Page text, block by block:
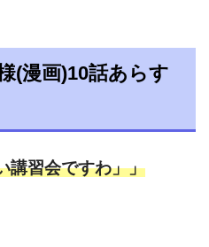
(漫画)10話あらす
講習会ですわ」」